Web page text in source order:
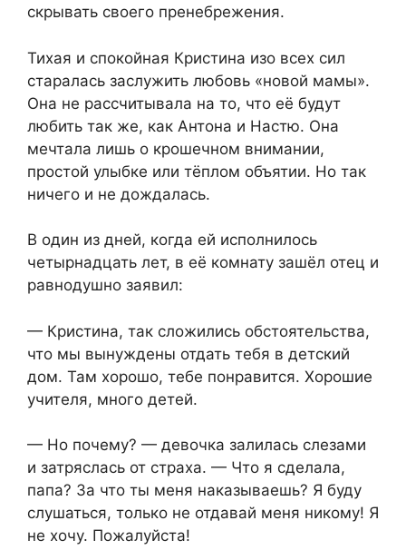
скрывать своего пренебрежения.
Тихая и спокойная Кристина изо всех сил
старалась заслужить любовь «новой мамы».
Она не рассчитывала на то, что её будут
любить так же, как Антона и Настю. Она
мечтала лишь о крошечном внимании,
простой улыбке или тёплом объятии. Но так
ничего и не дождалась.
В один из дней, когда ей исполнилось
четырнадцать лет, в её комнату зашёл отец и
равнодушно заявил:
— Кристина, так сложились обстоятельства,
что мы вынуждены отдать тебя в детский
дом. Там хорошо, тебе понравится. Хорошие
учителя, много детей.
— Но почему? — девочка залилась слезами
и затряслась от страха. — Что я сделала,
папа? За что ты меня наказываешь? Я буду
слушаться, только не отдавай меня никому! Я
не хочу. Пожалуйста!